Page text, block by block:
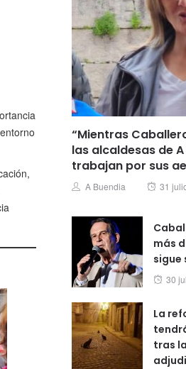
“Mientras
las alcaldesas de
trabajan por sus
Author
A Buendia 31
más
sigue
30
La
tras